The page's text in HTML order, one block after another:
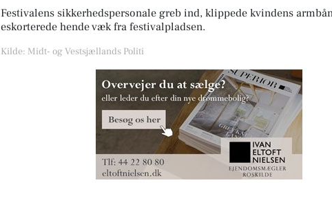
Festivalens sikkerhedspersonale greb ind, klippede kvindens
eskorterede hende væk fra festivalpladsen.
Kilde: Midt- og Vestsjællands Politi